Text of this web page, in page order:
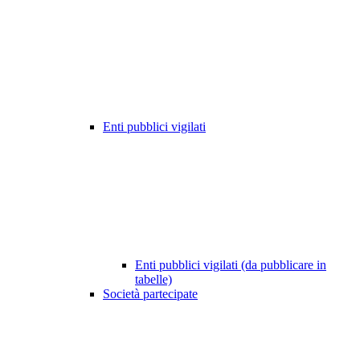
Enti pubblici vigilati
Enti pubblici vigilati (da pubblicare in
tabelle)
Società partecipate